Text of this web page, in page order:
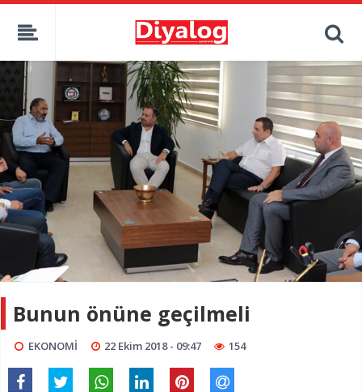
Bunun önüne geçilmeli
EKONOMİ 22 Ekim 2018 - 09:47 154